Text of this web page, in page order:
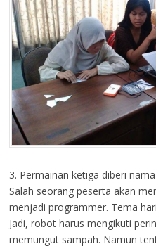
3. Permainan ketiga diberi
Salah seorang peserta akan
menjadi programmer. Tema
Jadi, robot harus mengikuti
memungut sampah. Namun